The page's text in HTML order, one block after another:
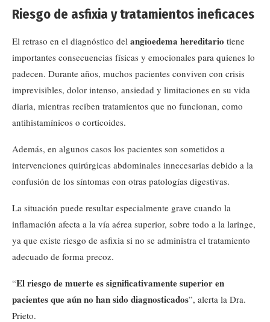
Riesgo de asfixia y tratamientos ineficaces
El retraso en el diagnóstico del angioedema hereditario tiene
importantes consecuencias físicas y emocionales para quienes lo
padecen. Durante años, muchos pacientes conviven con crisis
imprevisibles, dolor intenso, ansiedad y limitaciones en su vida
diaria, mientras reciben tratamientos que no funcionan, como
antihistamínicos o corticoides.
Además, en algunos casos los pacientes son sometidos a
intervenciones quirúrgicas abdominales innecesarias debido a la
confusión de los síntomas con otras patologías digestivas.
La situación puede resultar especialmente grave cuando la
inflamación afecta a la vía aérea superior, sobre todo a la laringe,
ya que existe riesgo de asfixia si no se administra el tratamiento
adecuado de forma precoz.
“El riesgo de muerte es significativamente superior en
pacientes que aún no han sido diagnosticados”, alerta la Dra.
Prieto.